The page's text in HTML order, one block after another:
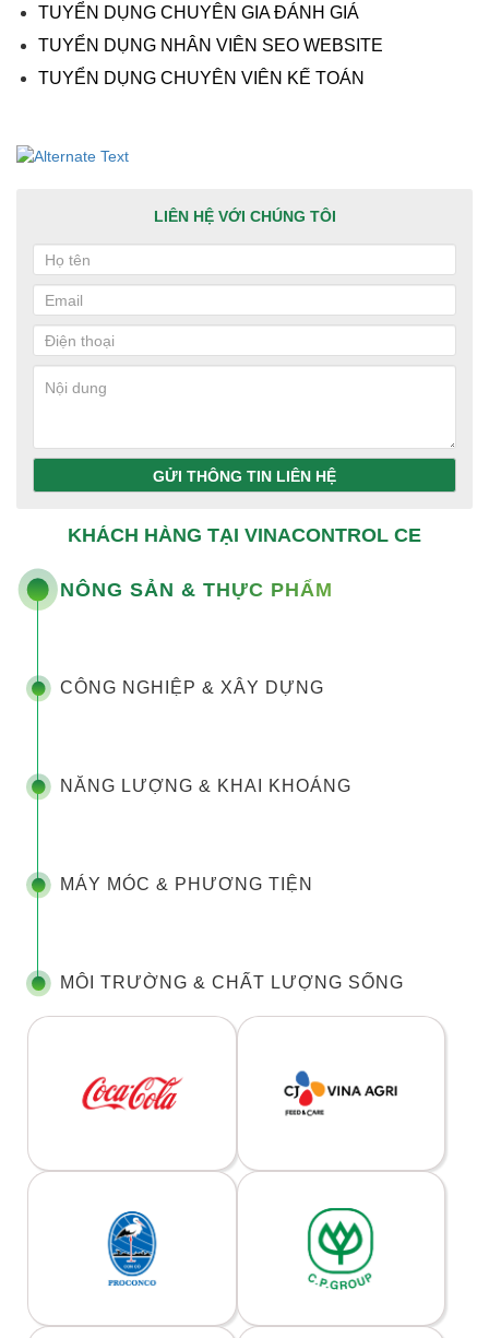
TUYỂN DỤNG CHUYÊN GIA ĐÁNH GIÁ
TUYỂN DỤNG NHÂN VIÊN SEO WEBSITE
TUYỂN DỤNG CHUYÊN VIÊN KẾ TOÁN
LIÊN HỆ VỚI CHÚNG TÔI
GỬI THÔNG TIN LIÊN HỆ
KHÁCH HÀNG TẠI VINACONTROL CE
NÔNG SẢN & THỰC PHẨM
CÔNG NGHIỆP & XÂY DỰNG
NĂNG LƯỢNG & KHAI KHOÁNG
MÁY MÓC & PHƯƠNG TIỆN
MÔI TRƯỜNG & CHẤT LƯỢNG SỐNG